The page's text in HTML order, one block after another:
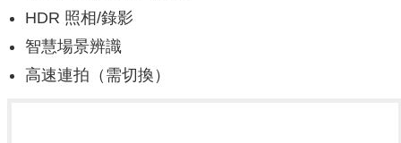
HDR 照相/錄影
智慧場景辨識
高速連拍（需切換）